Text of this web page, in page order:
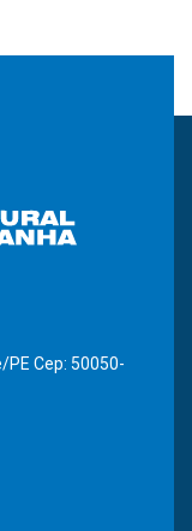
PE Cep: 50050-